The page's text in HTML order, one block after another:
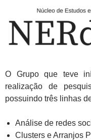
O Grupo que teve
realização de
possuindo três linhas
Análise de redes
Clusters e Arranjos